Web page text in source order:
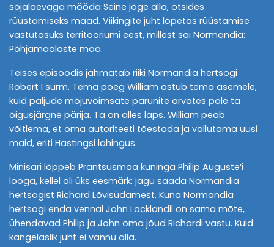
sõjalaevaga mööda Seine jõge alla, otsides
rüüstamiseks maad. Viikingite juht lõpetas rüüstamise
vastutasuks territooriumi eest, millest sai Normandia:
Põhjamaalaste maa.
Teises episoodis jahmatab riiki Normandia hertsogi
Robert I surm. Tema poeg William astub tema asemele,
kuid paljude mõjuvõimsate parunite arvates pole ta
õigusjärgne pärija. Ta on alles laps. William peab
võitlema, et oma autoriteeti tõestada ja vallutama uusi
maid, eriti Hastingsi lahingus.
Minisari lõppeb Prantsusmaa kuninga Philip Auguste‘i
looga, kellel oli üks eesmärk: jagu saada Normandia
hertsogist Richard Lõvisüdamest. Kuna Normandia
hertsogi enda vennal John Lacklandil on sama mõte,
ühendavad Philip ja John oma jõud Richardi vastu. Kuid
kangelaslik juht ei vannu alla.